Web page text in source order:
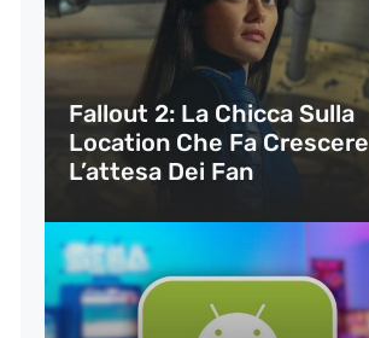
Fallout 2: La Chicca Sulla
Location Che Fa Crescere
L’attesa Dei Fan